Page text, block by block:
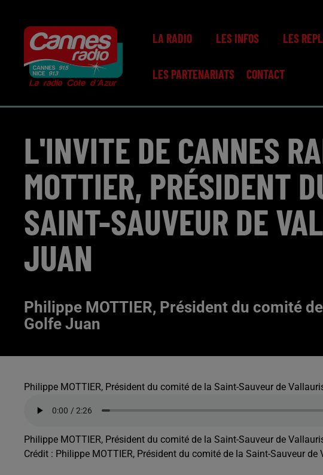
LA RADIO LES INFOS LES
LES PARTENARIATS CONTACT
L'INVITE DE CANNES
MOTTIER, PRÉSIDENT
SAINT-SAUVEUR DE
JUAN
Philippe MOTTIER, Président du comité
Golfe Juan
Philippe MOTTIER, Président du comité de la Saint-Sauveur de
Philippe MOTTIER, Président du comité de la Saint-Sauveur de
Crédit : Philippe MOTTIER, Président du comité de la Saint-Sauveur de